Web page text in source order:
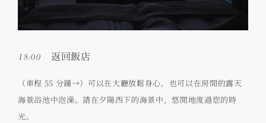
18:00 返回飯店
（車程 55 分鐘→）可以在大廳放鬆身心，也可以在房間的露天
海景浴池中泡澡。請在夕陽西下的海景中，悠閒地度過您的時
光。